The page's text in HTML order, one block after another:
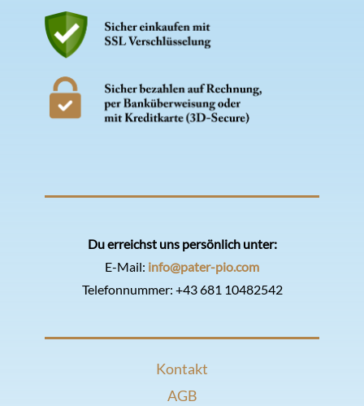
Du erreichst uns persönlich unter:
E-Mail: info@pater-pio.com
Telefonnummer: +43 681 10482542
Kontakt
AGB